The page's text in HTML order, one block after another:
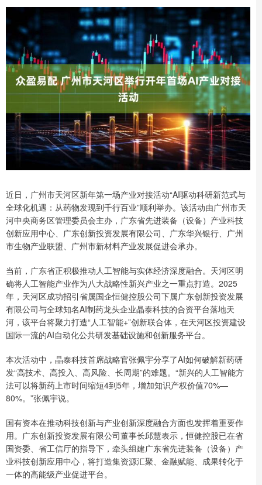
近日，广州市天河区新年第一场产业对接活动“AI驱动科研新范式与
全球化机遇：从药物发现到千行百业”顺利举办。该活动由广州市天
河中央商务区管理委员会主办，广东省先进装备（设备）产业科技
创新应用中心、广东创新投资发展有限公司、广东华兴银行、广州
市生物产业联盟、广州市新材料产业发展促进会承办。
当前，广东省正积极推动人工智能与实体经济深度融合。天河区明
确将人工智能产业作为八大战略性新兴产业之一重点打造。2025
年，天河区成功招引省属国企恒健控股公司下属广东创新投资发展
有限公司与全球知名AI制药龙头企业晶泰科技的合资平台落地天
河，该平台将聚力打造“人工智能+”创新联合体，在天河区投资建设
国际一流的AI自动化公共研发基础设施和创新服务平台。
本次活动中，晶泰科技首席战略官张佩宇分享了AI如何破解新药研
发“高技术、高投入、高风险、长周期”的难题。“新兴的人工智能方
法可以将新药上市时间缩短4到5年，增加知识产权价值70%—
80%。”张佩宇说。
国有资本在推动科技创新与产业创新深度融合方面也发挥着重要作
用。广东创新投资发展有限公司董事长邱慧表示，恒健控股已在省
国资委、省工信厅的指导下，牵头组建广东省先进装备（设备）产
业科技创新应用中心，将打造集资源汇聚、金融赋能、成果转化于
一体的高能级产业促进平台。